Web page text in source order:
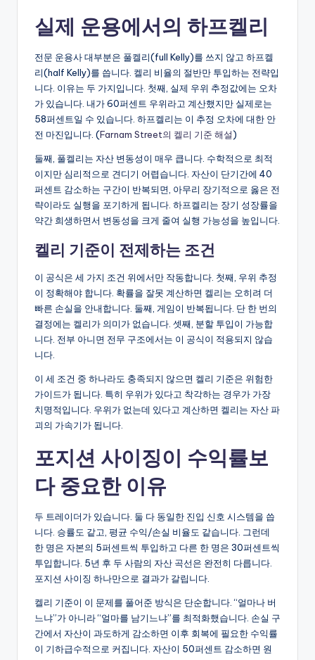
실제 운용에서의 하프켈리
전문 운용사 대부분은 풀켈리(full Kelly)를 쓰지 않고 하프켈
리(half Kelly)를 씁니다. 켈리 비율의 절반만 투입하는 전략입
니다. 이유는 두 가지입니다. 첫째, 실제 우위 추정값에는 오차
가 있습니다. 내가 60퍼센트 우위라고 계산했지만 실제로는
58퍼센트일 수 있습니다. 하프켈리는 이 추정 오차에 대한 안
전 마진입니다. (Farnam Street의 켈리 기준 해설)
둘째, 풀켈리는 자산 변동성이 매우 큽니다. 수학적으로 최적
이지만 심리적으로 견디기 어렵습니다. 자산이 단기간에 40
퍼센트 감소하는 구간이 반복되면, 아무리 장기적으로 옳은 전
략이라도 실행을 포기하게 됩니다. 하프켈리는 장기 성장률을
약간 희생하면서 변동성을 크게 줄여 실행 가능성을 높입니다.
켈리 기준이 전제하는 조건
이 공식은 세 가지 조건 위에서만 작동합니다. 첫째, 우위 추정
이 정확해야 합니다. 확률을 잘못 계산하면 켈리는 오히려 더
빠른 손실을 안내합니다. 둘째, 게임이 반복됩니다. 단 한 번의
결정에는 켈리가 의미가 없습니다. 셋째, 분할 투입이 가능합
니다. 전부 아니면 전무 구조에서는 이 공식이 적용되지 않습
니다.
이 세 조건 중 하나라도 충족되지 않으면 켈리 기준은 위험한
가이드가 됩니다. 특히 우위가 있다고 착각하는 경우가 가장
치명적입니다. 우위가 없는데 있다고 계산하면 켈리는 자산 파
괴의 가속기가 됩니다.
포지션 사이징이 수익률보
다 중요한 이유
두 트레이더가 있습니다. 둘 다 동일한 진입 신호 시스템을 씁
니다. 승률도 같고, 평균 수익/손실 비율도 같습니다. 그런데
한 명은 자본의 5퍼센트씩 투입하고 다른 한 명은 30퍼센트씩
투입합니다. 5년 후 두 사람의 자산 곡선은 완전히 다릅니다.
포지션 사이징 하나만으로 결과가 갈립니다.
켈리 기준이 이 문제를 풀어준 방식은 단순합니다. “얼마나 버
느냐”가 아니라 “얼마를 남기느냐”를 최적화했습니다. 손실 구
간에서 자산이 과도하게 감소하면 이후 회복에 필요한 수익률
이 기하급수적으로 커집니다. 자산이 50퍼센트 감소하면 원